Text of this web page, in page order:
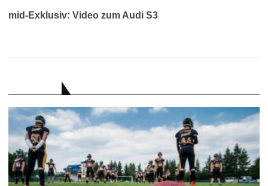
mid-Exklusiv: Video zum Audi S3